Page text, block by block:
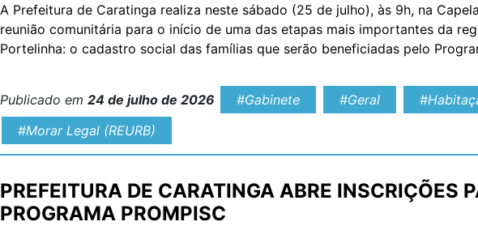
A Prefeitura de Caratinga realiza neste sábado (25 de julho), às 9h, na
reunião comunitária para o início de uma das etapas mais importantes da
Portelinha: o cadastro social das famílias que serão beneficiadas pelo
Publicado em24 de julho de 2026 #Gabinete #Geral
#Morar Legal (REURB)
PREFEITURA DE CARATINGA ABRE INSCRIÇÕES
PROGRAMA PROMPISC